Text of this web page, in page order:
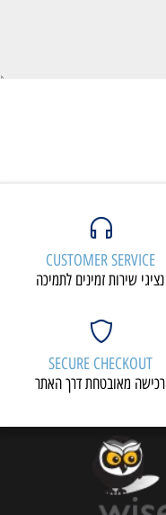
CUSTOMER SERVICE
נציגי שירות זמינים לתמיכה
SECURE CHECKOUT
רכישה מאובטחת דרך האתר